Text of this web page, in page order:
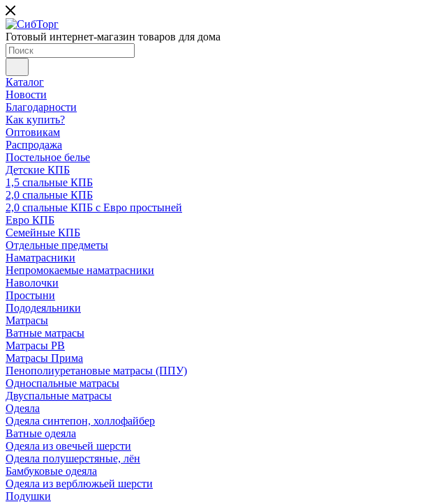
Готовый интернет-магазин товаров для дома
Каталог
Новости
Благодарности
Как купить?
Оптовикам
Распродажа
Постельное белье
Детские КПБ
1,5 спальные КПБ
2,0 спальные КПБ
2,0 спальные КПБ с Евро простыней
Евро КПБ
Семейные КПБ
Отдельные предметы
Наматрасники
Непромокаемые наматрасники
Наволочки
Простыни
Пододеяльники
Матрасы
Ватные матрасы
Матрасы РВ
Матрасы Прима
Пенополиуретановые матрасы (ППУ)
Односпальные матрасы
Двуспальные матрасы
Одеяла
Одеяла синтепон, холлофайбер
Ватные одеяла
Одеяла из овечьей шерсти
Одеяла полушерстяные, лён
Бамбуковые одеяла
Одеяла из верблюжьей шерсти
Подушки